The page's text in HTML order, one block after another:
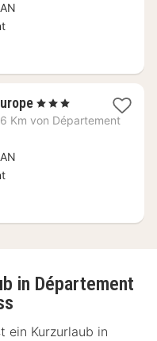
1
Nacht
, 3 Sterne
Km von Département
in Département
ein Kurzurlaub in